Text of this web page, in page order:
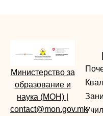
Министерство за
образование и
наука (МОН)
contact@mon.gov.mk